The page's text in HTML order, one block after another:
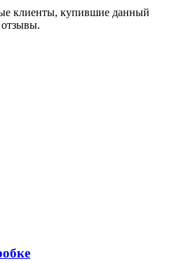
клиенты, купившие данный
отзывы.